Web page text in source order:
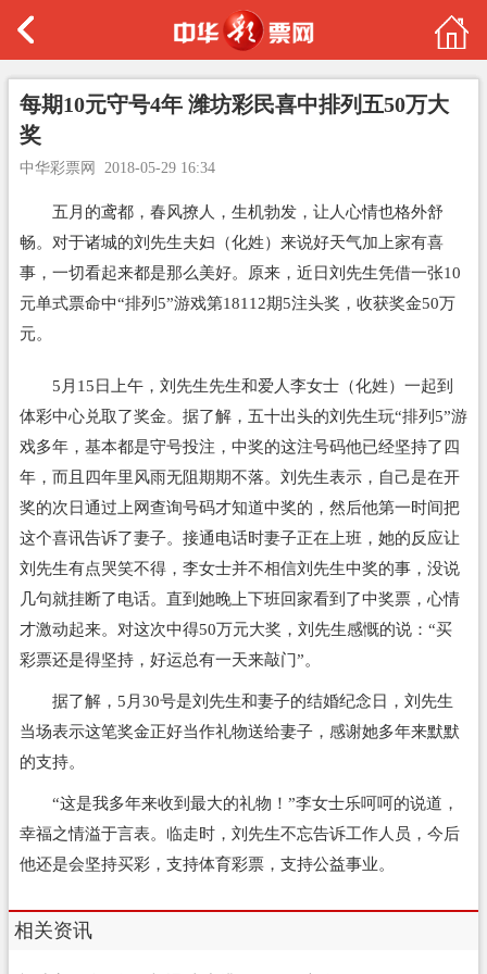
每期10元守号4年 潍坊彩民喜中排列五50万大
奖
中华彩票网 2018-05-29 16:34
五月的鸢都，春风撩人，生机勃发，让人心情也格外舒
畅。对于诸城的刘先生夫妇（化姓）来说好天气加上家有喜
事，一切看起来都是那么美好。原来，近日刘先生凭借一张10
元单式票命中“排列5”游戏第18112期5注头奖，收获奖金50万
元。
5月15日上午，刘先生先生和爱人李女士（化姓）一起到
体彩中心兑取了奖金。据了解，五十出头的刘先生玩“排列5”游
戏多年，基本都是守号投注，中奖的这注号码他已经坚持了四
年，而且四年里风雨无阻期期不落。刘先生表示，自己是在开
奖的次日通过上网查询号码才知道中奖的，然后他第一时间把
这个喜讯告诉了妻子。接通电话时妻子正在上班，她的反应让
刘先生有点哭笑不得，李女士并不相信刘先生中奖的事，没说
几句就挂断了电话。直到她晚上下班回家看到了中奖票，心情
才激动起来。对这次中得50万元大奖，刘先生感慨的说：“买
彩票还是得坚持，好运总有一天来敲门”。
据了解，5月30号是刘先生和妻子的结婚纪念日，刘先生
当场表示这笔奖金正好当作礼物送给妻子，感谢她多年来默默
的支持。
“这是我多年来收到最大的礼物！”李女士乐呵呵的说道，
幸福之情溢于言表。临走时，刘先生不忘告诉工作人员，今后
他还是会坚持买彩，支持体育彩票，支持公益事业。
相关资讯